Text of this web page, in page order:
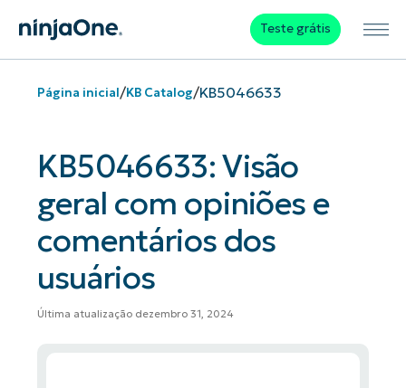
Teste grátis
Página inicial/KB Catalog/KB5046633
KB5046633: Visão
geral com opiniões e
comentários dos
usuários
Última atualização dezembro 31, 2024